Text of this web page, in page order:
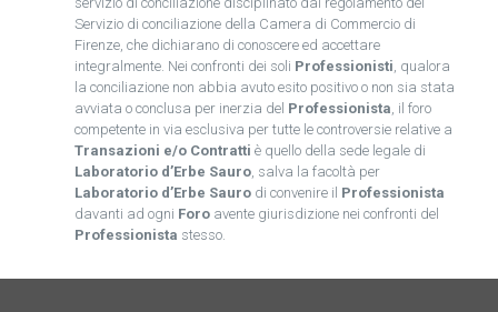
Servizio di conciliazione della Camera di Commercio di
Firenze, che dichiarano di conoscere ed accettare
integralmente. Nei confronti dei soli Professionisti, qualora
la conciliazione non abbia avuto esito positivo o non sia stata
avviata o conclusa per inerzia del Professionista, il foro
competente in via esclusiva per tutte le controversie relative a
Transazioni e/o Contratti è quello della sede legale di
Laboratorio d’Erbe Sauro, salva la facoltà per
Laboratorio d’Erbe Saurodi convenire il Professionista
davanti ad ogni Foroavente giurisdizione nei confronti del
Professionista stesso.